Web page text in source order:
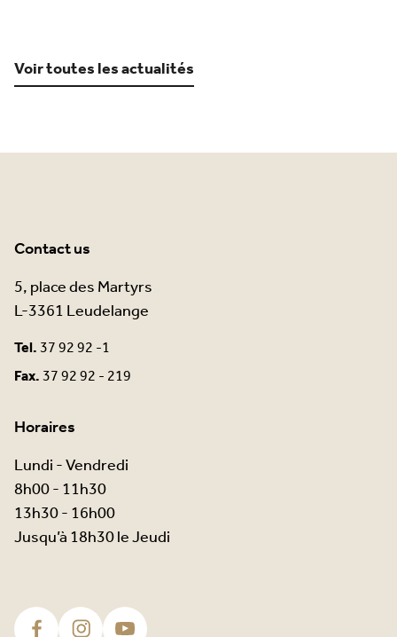
Voir toutes les actualités
Contact us
5, place des Martyrs
L-3361 Leudelange
Tel.37 92 92 -1
Fax.37 92 92 - 219
Horaires
Lundi - Vendredi
8h00 - 11h30
13h30 - 16h00
Jusqu’à 18h30 le Jeudi